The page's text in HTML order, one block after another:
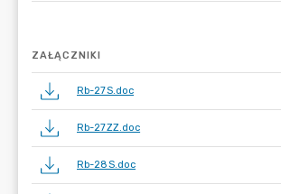
ZAŁĄCZNIKI
Rb-27S.doc
Rb-27ZZ.doc
Rb-28S.doc